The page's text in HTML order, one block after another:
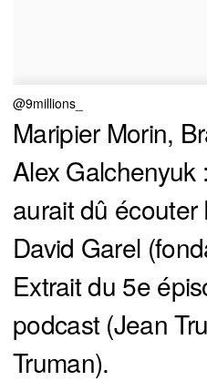
@9millions_
Maripier Morin,
Alex Galchenyuk
aurait dû écouter
David Garel
Extrait du 5e
podcast (Jean
Truman).